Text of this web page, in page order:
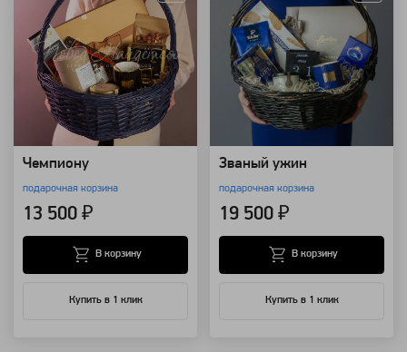
Чемпиону
подарочная корзина
13 500 ₽
Купить в 1 клик
В корзину
Званый ужин
подарочная корзина
19 500 ₽
Купить в 1 клик
В корзину